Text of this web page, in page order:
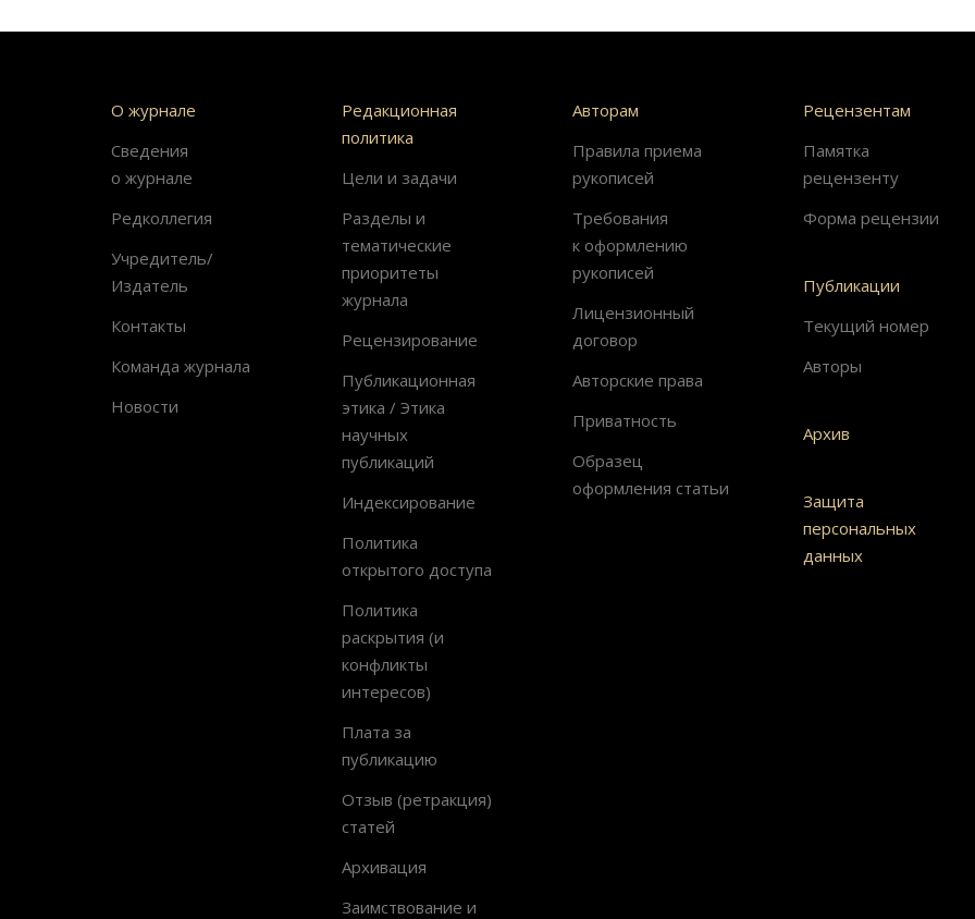
О журнале
Сведения
о журнале
Редколлегия
Учредитель/
Издатель
Контакты
Команда журнала
Новости
Редакционная
политика
Цели и задачи
Разделы и
тематические
приоритеты
журнала
Рецензирование
Публикационная
этика / Этика
научных
публикаций
Индексирование
Политика
открытого доступа
Политика
раскрытия (и
конфликты
интересов)
Плата за
публикацию
Отзыв (ретракция)
статей
Архивация
Заимствование и
Авторам
Правила приема
рукописей
Требования
к оформлению
рукописей
Лицензионный
договор
Авторские права
Приватность
Образец
оформления статьи
Рецензентам
Памятка
рецензенту
Форма рецензии
Публикации
Текущий номер
Авторы
Архив
Защита
персональных
данных